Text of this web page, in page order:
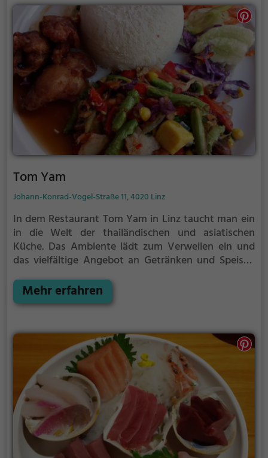
genießen kann. Mee Noodles and more ist definitiv
einen Besuch wert für alle, die die Vielfalt der
asiatischen Küche schätzen.
Tom Yam
Johann-Konrad-Vogel-Straße 11, 4020 Linz
In dem Restaurant Tom Yam in Linz taucht man ein
in die Welt der thailändischen und asiatischen
Küche. Das Ambiente lädt zum Verweilen ein und
das vielfältige Angebot an Getränken und Speisen
vegan oder doch lieber mit Fleisch genießen möchte,
hier wird man sicherlich fündig. Die Auswahl an
ebenso vielfältig wie köstlich. Tom Yam bietet somit
für jeden Geschmack das Passende und verspricht
ein kulinarisches Erlebnis der besonderen Art.
Mehr erfahren